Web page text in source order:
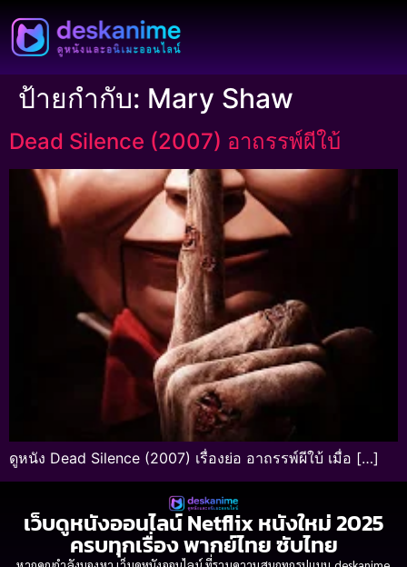
ป้ายกำกับ: Mary Shaw
Dead Silence (2007) อาถรรพ์ผีใบ้
ดูหนัง Dead Silence (2007) เรื่องย่อ อาถรรพ์ผีใบ้ เมื่อ […]
เว็บดูหนังออนไลน์ Netflix หนังใหม่ 2025
ครบทุกเรื่อง พากย์ไทย ซับไทย